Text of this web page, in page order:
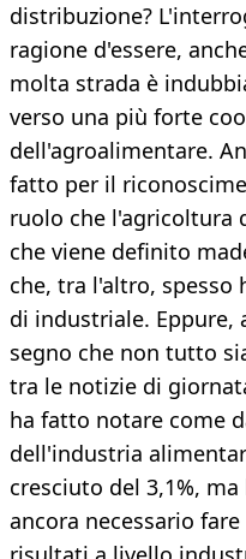
distribuzione?
ragione d'essere,
molta strada è
verso una più forte
dell'agroalimentare.
fatto per il
ruolo che l'agricoltura
che viene definito
che, tra l'altro,
di industriale. Eppure,
segno che non tutto
tra le notizie di
ha fatto notare come
dell'industria
cresciuto del 3,1%,
ancora necessario